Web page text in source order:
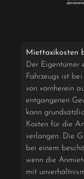
Miettaxikosten
Der Eigentümer
Fahrzeugs ist
von vornherein
entgangenen
kann
Kosten für die
verlangen. Die
bei einem
wenn die
mit